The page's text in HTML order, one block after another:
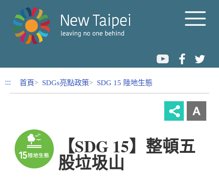
跳到內容區塊
::: 首頁 SDGs亮點政策 SDG 15 陸地生態
【SDG 15】整頓五
股垃圾山